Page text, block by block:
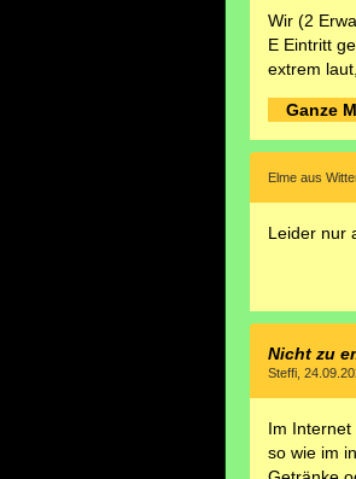
Wir (2
E Eintritt
extrem laut,
Ganze
Elme aus
Leider nur
Nicht zu
Steffi,
Im
so wie im